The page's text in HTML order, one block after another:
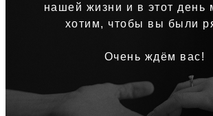
нашей жизни и в этот день
хотим, чтобы вы были
Очень ждём вас!